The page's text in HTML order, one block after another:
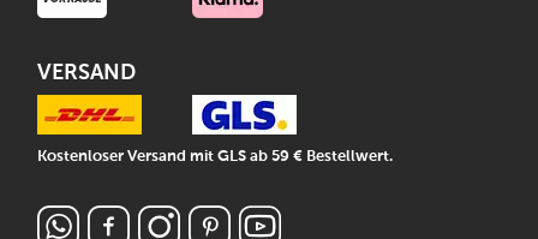
VERSAND
Kostenloser Versand mit GLS ab 59 € Bestellwert.